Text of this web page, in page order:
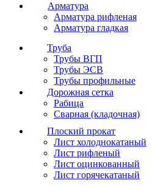
Арматура
Арматура рифленая
Арматура гладкая
Труба
Трубы ВГП
Трубы ЭСВ
Трубы профильные
Дорожная сетка
Рабица
Сварная (кладочная)
Плоский прокат
Лист холоднокатаный
Лист рифленый
Лист оцинкованный
Лист горячекатаный